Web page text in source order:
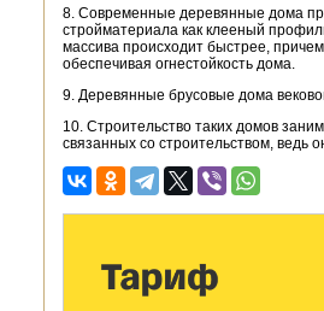
8. Современные деревянные дома
стройматериала как клееный
массива происходит быстрее,
обеспечивая огнестойкость дома.
9. Деревянные брусовые дома
10. Строительство таких домов
связанных со строительством, ведь